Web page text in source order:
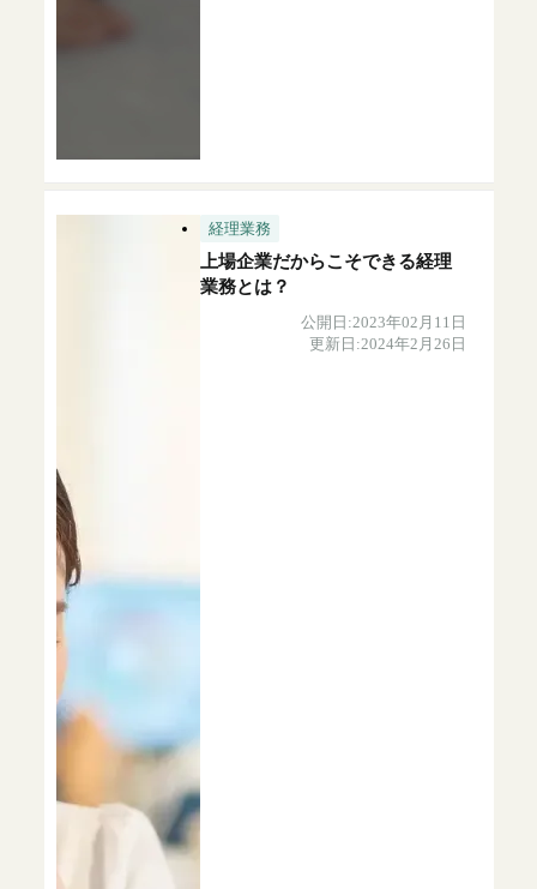
経理業務
上場企業だからこそできる経理
業務とは？
公開日:2023年02月11日
更新日:2024年2月26日